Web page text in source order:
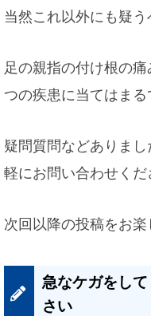
当然これ以外にも疑う
足の親指の付け根の
つの疾患に当てはまる
疑問質問などありま
軽にお問い合わせくだ
次回以降の投稿をお楽
急なケガをし
さい